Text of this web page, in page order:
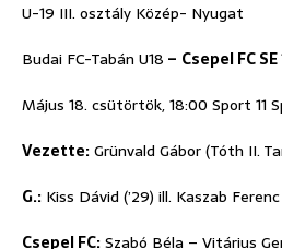
U-19 III. osztály Közép- Nyugat
Budai FC-Tabán U18 – Csepel FC SE
Május 18. csütörtök, 18:00 Sport 11
Vezette:Grünvald Gábor (Tóth II.
G.: Kiss Dávid (’29) ill. Kaszab Ferenc
Csepel FC:Szabó Béla – Vitárius